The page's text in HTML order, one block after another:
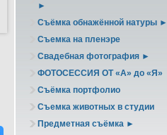
►
Съёмка обнажённой натуры ►
Съемка на пленэре
Свадебная фотография ►
ФОТОСЕССИЯ ОТ «А» до «Я»
Съёмка портфолио
Съемка животных в студии
Предметная съёмка ►